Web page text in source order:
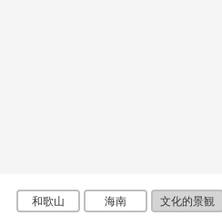
和歌山 海南 文化的景観